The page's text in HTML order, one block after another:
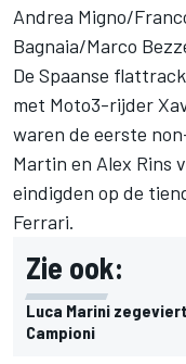
Andrea Migno/
Bagnaia/Marco
De Spaanse
met Moto3-rijder
waren de eerste
Martin en Alex Rins
eindigden op de
Ferrari.
Zie ook:
Luca Marini
Campioni